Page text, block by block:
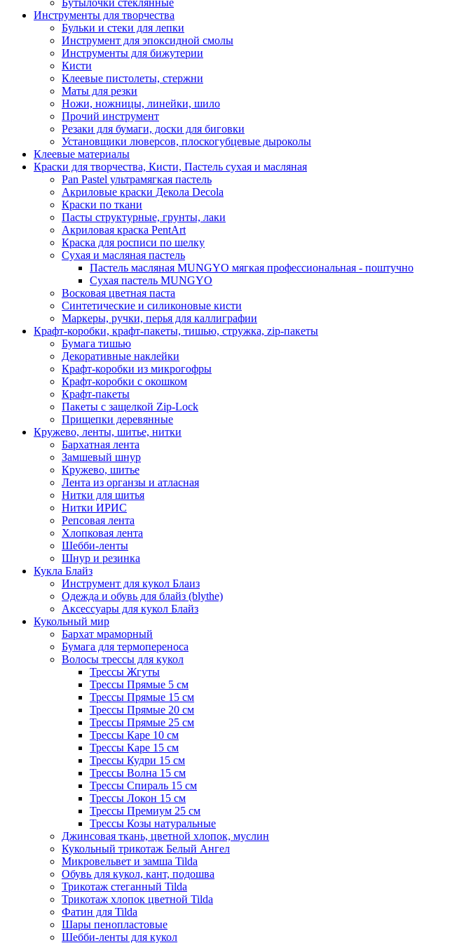
Инструменты для творчества
Бульки и стеки для лепки
Инструмент для эпоксидной смолы
Инструменты для бижутерии
Кисти
Клеевые пистолеты, стержни
Маты для резки
Ножи, ножницы, линейки, шило
Прочий инструмент
Резаки для бумаги, доски для биговки
Установщики люверсов, плоскогубцевые дыроколы
Клеевые материалы
Краски для творчества, Кисти, Пастель сухая и масляная
Pan Pastel ультрамягкая пастель
Акриловые краски Декола Decola
Краски по ткани
Пасты структурные, грунты, лаки
Акриловая краска PentArt
Краска для росписи по шелку
Cухая и масляная пастель
Пастель масляная MUNGYO мягкая профессиональная - поштучно
Сухая пастель MUNGYO
Восковая цветная паста
Синтетические и силиконовые кисти
Маркеры, ручки, перья для каллиграфии
Крафт-коробки, крафт-пакеты, тишью, стружка, zip-пакеты
Бумага тишью
Декоративные наклейки
Крафт-коробки из микрогофры
Крафт-коробки с окошком
Крафт-пакеты
Пакеты с защелкой Zip-Lock
Прищепки деревянные
Кружево, ленты, шитье, нитки
Бархатная лента
Замшевый шнур
Кружево, шитье
Лента из органзы и атласная
Нитки для шитья
Нитки ИРИС
Репсовая лента
Хлопковая лента
Шебби-ленты
Шнур и резинка
Кукла Блайз
Инструмент для кукол Блаиз
Одежда и обувь для блайз (blythe)
Аксессуары для кукол Блайз
Кукольный мир
Бархат мраморный
Бумага для термопереноса
Волосы трессы для кукол
Трессы Жгуты
Трессы Прямые 5 см
Трессы Прямые 15 см
Трессы Прямые 20 см
Трессы Прямые 25 см
Трессы Каре 10 см
Трессы Каре 15 см
Трессы Кудри 15 см
Трессы Волна 15 см
Трессы Спираль 15 см
Трессы Локон 15 см
Трессы Премиум 25 см
Трессы Козы натуральные
Джинсовая ткань, цветной хлопок, муслин
Кукольный трикотаж Белый Ангел
Микровельвет и замша Tilda
Обувь для кукол, кант, подошва
Трикотаж стеганный Tilda
Трикотаж хлопок цветной Tilda
Фатин для Tilda
Шары пенопластовые
Шебби-ленты для кукол